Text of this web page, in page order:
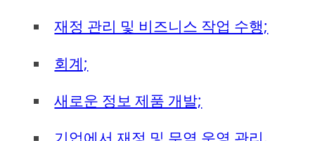
재정 관리 및 비즈니스 작업 수행;
회계;
새로운 정보 제품 개발;